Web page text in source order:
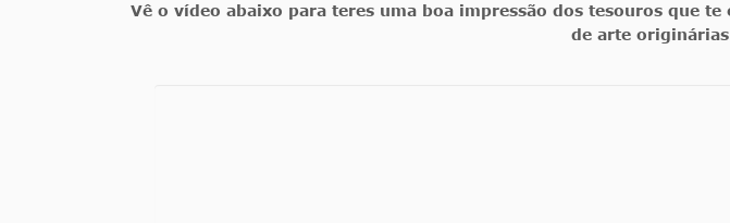
Vê o vídeo abaixo para teres uma boa impressão dos tesouros que
de arte